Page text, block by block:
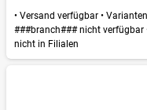
• Versand verfügbar •
###branch### nicht verfügbar
nicht in Filialen